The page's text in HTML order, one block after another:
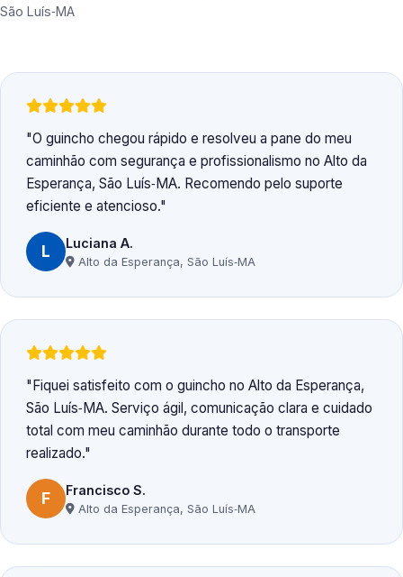
São Luís‑MA
O guincho chegou rápido e resolveu a pane do meu
caminhão com segurança e profissionalismo no Alto da
Esperança, São Luís‑MA. Recomendo pelo suporte
eficiente e atencioso.
L Luciana A.
Alto da Esperança, São Luís‑MA
Fiquei satisfeito com o guincho no Alto da Esperança,
São Luís‑MA. Serviço ágil, comunicação clara e cuidado
total com meu caminhão durante todo o transporte
realizado.
F Francisco S.
Alto da Esperança, São Luís‑MA